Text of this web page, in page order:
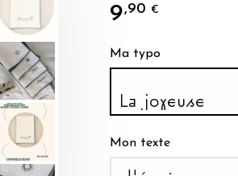
9,90 €
Ma typo
Mon texte